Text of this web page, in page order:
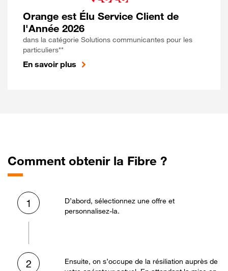
Orange est Élu Service Client de
l'Année 2026
dans la catégorie Solutions communicantes pour les
particuliers**
En savoir plus
Comment obtenir la Fibre ?
1
D’abord, sélectionnez une offre et
personnalisez-la.
2
Ensuite, on s’occupe de la résiliation auprès de